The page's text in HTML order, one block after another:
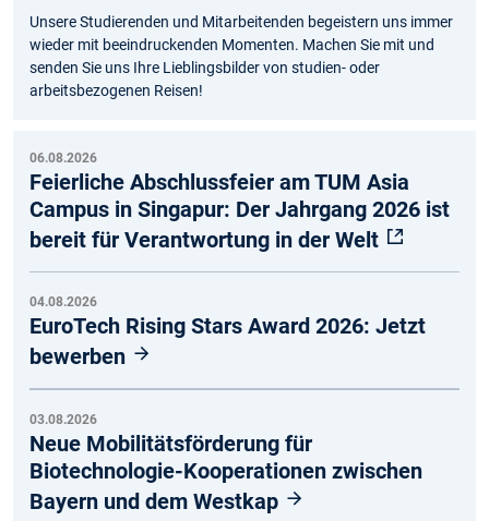
Unsere Studierenden und Mitarbeitenden begeistern uns immer
wieder mit beeindruckenden Momenten. Machen Sie mit und
senden Sie uns Ihre Lieblingsbilder von studien- oder
arbeitsbezogenen Reisen!
06.08.2026
Feierliche Abschlussfeier am TUM Asia
Campus in Singapur: Der Jahrgang 2026 ist
bereit für Verantwortung in der Welt
04.08.2026
EuroTech Rising Stars Award 2026: Jetzt
bewerben
03.08.2026
Neue Mobilitätsförderung für
Biotechnologie-Kooperationen zwischen
Bayern und dem Westkap